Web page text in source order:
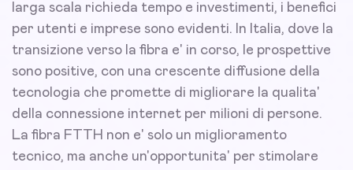
larga scala richieda tempo e investimenti, i benefici
per utenti e imprese sono evidenti. In Italia, dove la
transizione verso la fibra e' in corso, le prospettive
sono positive, con una crescente diffusione della
tecnologia che promette di migliorare la qualita'
della connessione internet per milioni di persone.
La fibra FTTH non e' solo un miglioramento
tecnico, ma anche un'opportunita' per stimolare